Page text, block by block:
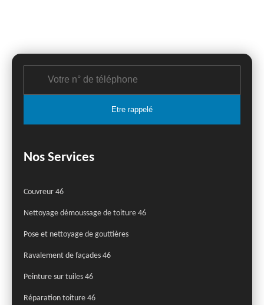
Nos Services
Couvreur 46
Nettoyage démoussage de toiture 46
Pose et nettoyage de gouttières
Ravalement de façades 46
Peinture sur tuiles 46
Réparation toiture 46